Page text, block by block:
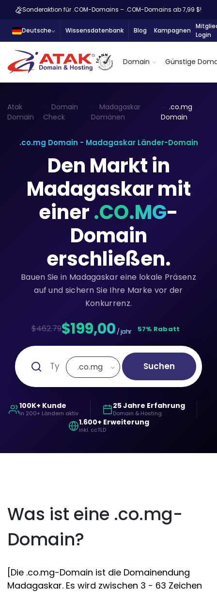
Sonderaktion für .COM-Domains – .COM-Domains ab 7,99 $!
Deutsche Wissensdatenbank Blog Kampagnen
Login
Domain Günstige
Atak
Domain
Domain
Check
Madagaskar
Domänen
.co.mg
Domain
.co.mg Domain - Madagaskar Länder-Domain
Den Markt in
Madagaskar mit
einer.CO.MG-
Domain
erschließen.
Bauen Sie in Madagaskar eine lokale Präsenz
auf und sichern Sie Ihre Marke vor der
Konkurrenz.
$462.79$199,00 / jahr 57% Rabatt
.co.mg Suchen
100K+ Kunde
in 200+ Ländern aktiv
25 Jahre Erfahrung
Domain & Hosting
1.600+ Erweiterung
inkl. ccTLD
Was ist eine .co.mg-
Domain?
[Die .co.mg-Domain ist die Domainendung
Madagaskar. Es wird zwischen 3 - 63 Zeichen